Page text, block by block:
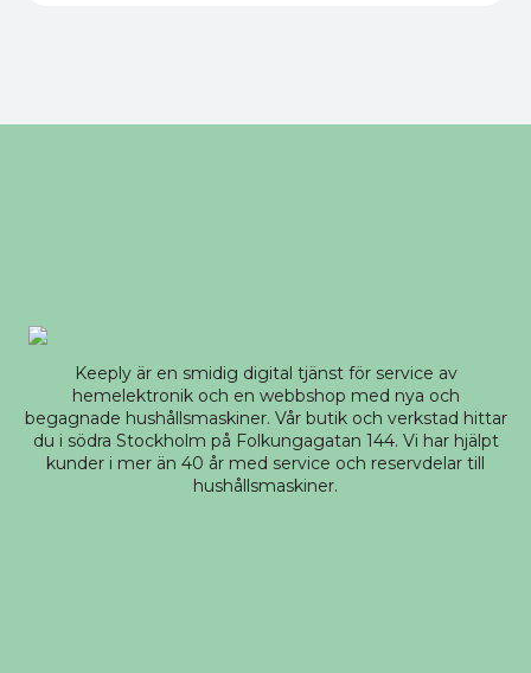
Keeply är en smidig digital tjänst för service av
hemelektronik och en webbshop med nya och
begagnade hushållsmaskiner. Vår butik och verkstad hittar
du i södra Stockholm på Folkungagatan 144. Vi har hjälpt
kunder i mer än 40 år med service och reservdelar till
hushållsmaskiner.